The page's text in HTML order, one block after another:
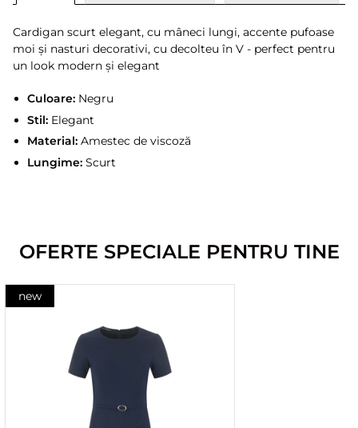
Cardigan scurt elegant, cu mâneci lungi, accente pufoase
moi și nasturi decorativi, cu decolteu în V - perfect pentru
un look modern și elegant
Culoare:Negru
Stil:Elegant
Material:Amestec de viscoză
Lungime:Scurt
OFERTE SPECIALE PENTRU TINE
new